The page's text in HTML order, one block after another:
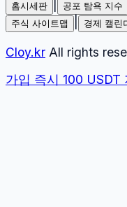
홈시세판 공포 탐욕 지수
주식 사이트맵 경제 캘린
Cloy.kr All rights
가입 즉시 100 USDT